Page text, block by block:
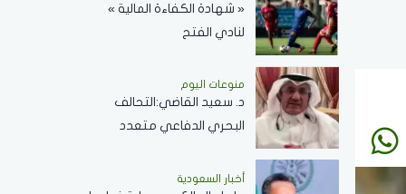
« شهادة الكفاءة المالية »
لنادي الفتح
منوعات اليوم
د. سعيد القاضي:التحالف
البحري الدفاعي متعدد
وسلام في المضائق المائية
أخبار السعودية